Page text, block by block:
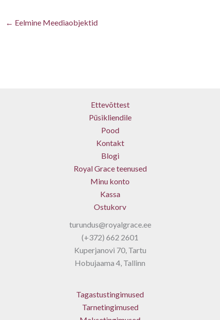
← Eelmine Meediaobjektid
Ettevõttest
Püsikliendile
Pood
Kontakt
Blogi
Royal Grace teenused
Minu konto
Kassa
Ostukorv
turundus@royalgrace.ee
(+372) 662 2601
Kuperjanovi 70, Tartu
Hobujaama 4, Tallinn
Tagastustingimused
Tarnetingimused